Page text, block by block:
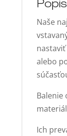
Popis
Naše
alebo
Balenie
Ich